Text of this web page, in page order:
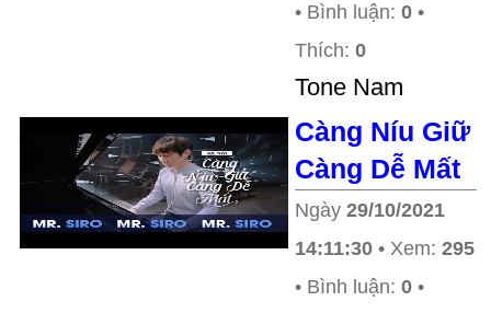
• Bình luận: 0 •
Thích: 0
Tone Nam
Càng Níu Giữ
Càng Dễ Mất
Ngày 29/10/2021
14:11:30 • Xem: 295
• Bình luận: 0 •